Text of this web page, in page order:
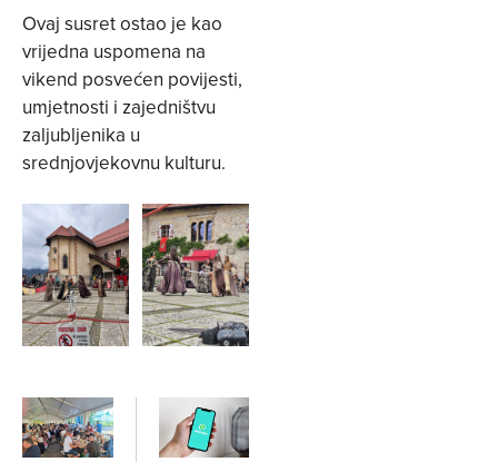
Ovaj susret ostao je kao
vrijedna uspomena na
vikend posvećen povijesti,
umjetnosti i zajedništvu
zaljubljenika u
srednjovjekovnu kulturu.